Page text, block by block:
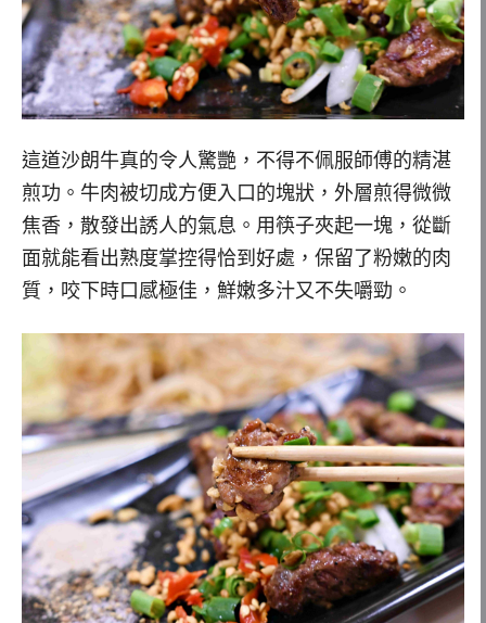
這道沙朗牛真的令人驚艷，不得不佩服師傅的精湛
煎功。牛肉被切成方便入口的塊狀，外層煎得微微
焦香，散發出誘人的氣息。用筷子夾起一塊，從斷
面就能看出熟度掌控得恰到好處，保留了粉嫩的肉
質，咬下時口感極佳，鮮嫩多汁又不失嚼勁。